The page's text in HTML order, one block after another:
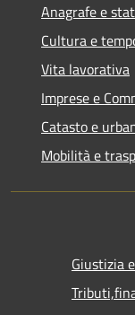
Anagrafe e
Cultura e
Vita lavorativa
Imprese e
Catasto e
Mobilità e
Giustizia